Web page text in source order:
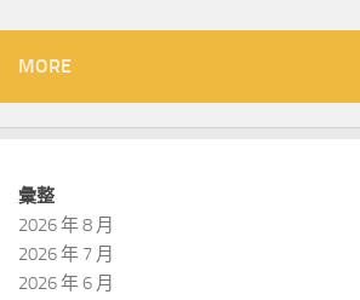
MORE
彙整
2026 年 8 月
2026 年 7 月
2026 年 6 月